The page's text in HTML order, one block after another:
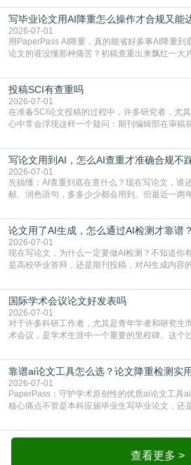
广阔学术天地的大门，连接着个体研究与社会网
就为大家介绍“学术会议投稿意义”。一、加速研
常具有周期短、时效性强的特点。相比期刊漫长的
写毕业论文用AI降重怎么操作才合规又能
2026-07-01
用PaperPass AI降重，真的能省好多事AI降重到
论文的谁没懂那种痛苦？初稿查重出来飘红一大
到秃头。这时候靠谱的AI降重真的就是救命稻草
三天都做不完的事。不是所有人都需要用AI降重
真的可以试试：初稿写完重复率远超要
投稿SCI有查重吗
2026-07-01
在准备SCI论文投稿的过程中，许多研究者，尤
心中常会浮现这样一个疑问：期刊编辑部在审稿
论文的初审通过率。实际上，SCI期刊对重复内
或缺的一环。本篇AEIC学术交流中心小编就为大
一、查重是标准流程答案是明确的：绝大多数S
写论文用到AI，怎么AI查重才准确合规不
2026-07-01
先搞懂：AI查重到底在查什么？现在写论文，谁
献、润色语句，多多少少都会用到。但最近一两
须加做AI查重。很多人分不清，AI查重和普通查
通查重查的是你的文字和已公开文献的重复比例
的内容里，有多少是AI生成的，防的是过
论文用了AI生成，怎么通过AI检测才靠谱？
2026-07-01
现在写论文，为什么一定要做AI检测？不知道你
是高校毕业答辩，还是期刊投稿，对AI生成内容
要求修改，还差点被判定学术不规范，真的太冤
刊，都已经明确出台了相关规定：如果使用AI生
注，未标注的AI生成内容会被认定为不符合学
国际学术会议论文好发表吗
2026-07-01
对于许多科研工作者，尤其是青年学者和研究生
术会议，是学术生涯中一个重要的里程碑。这个
疑问：国际学术会议论文到底好不好发表？其价
AEIC学术交流中心小编就为大家介绍“国际学术
文发表的相对优势与期刊论文相比，国际会议论文
靠谱ai论文工具怎么选？论文降重检测实
2026-07-01
PaperPass：守护学术原创性的优质ai论文工具
核心痛点不管是本科应届毕业生写毕业论文，还
自己逐句读逐句改，熬好几个大夜不说，还经常
率超标，再返工太折腾。现在有了成熟的ai论文
决。靠谱的ai论文工具，不止能帮你梳查看更多 >